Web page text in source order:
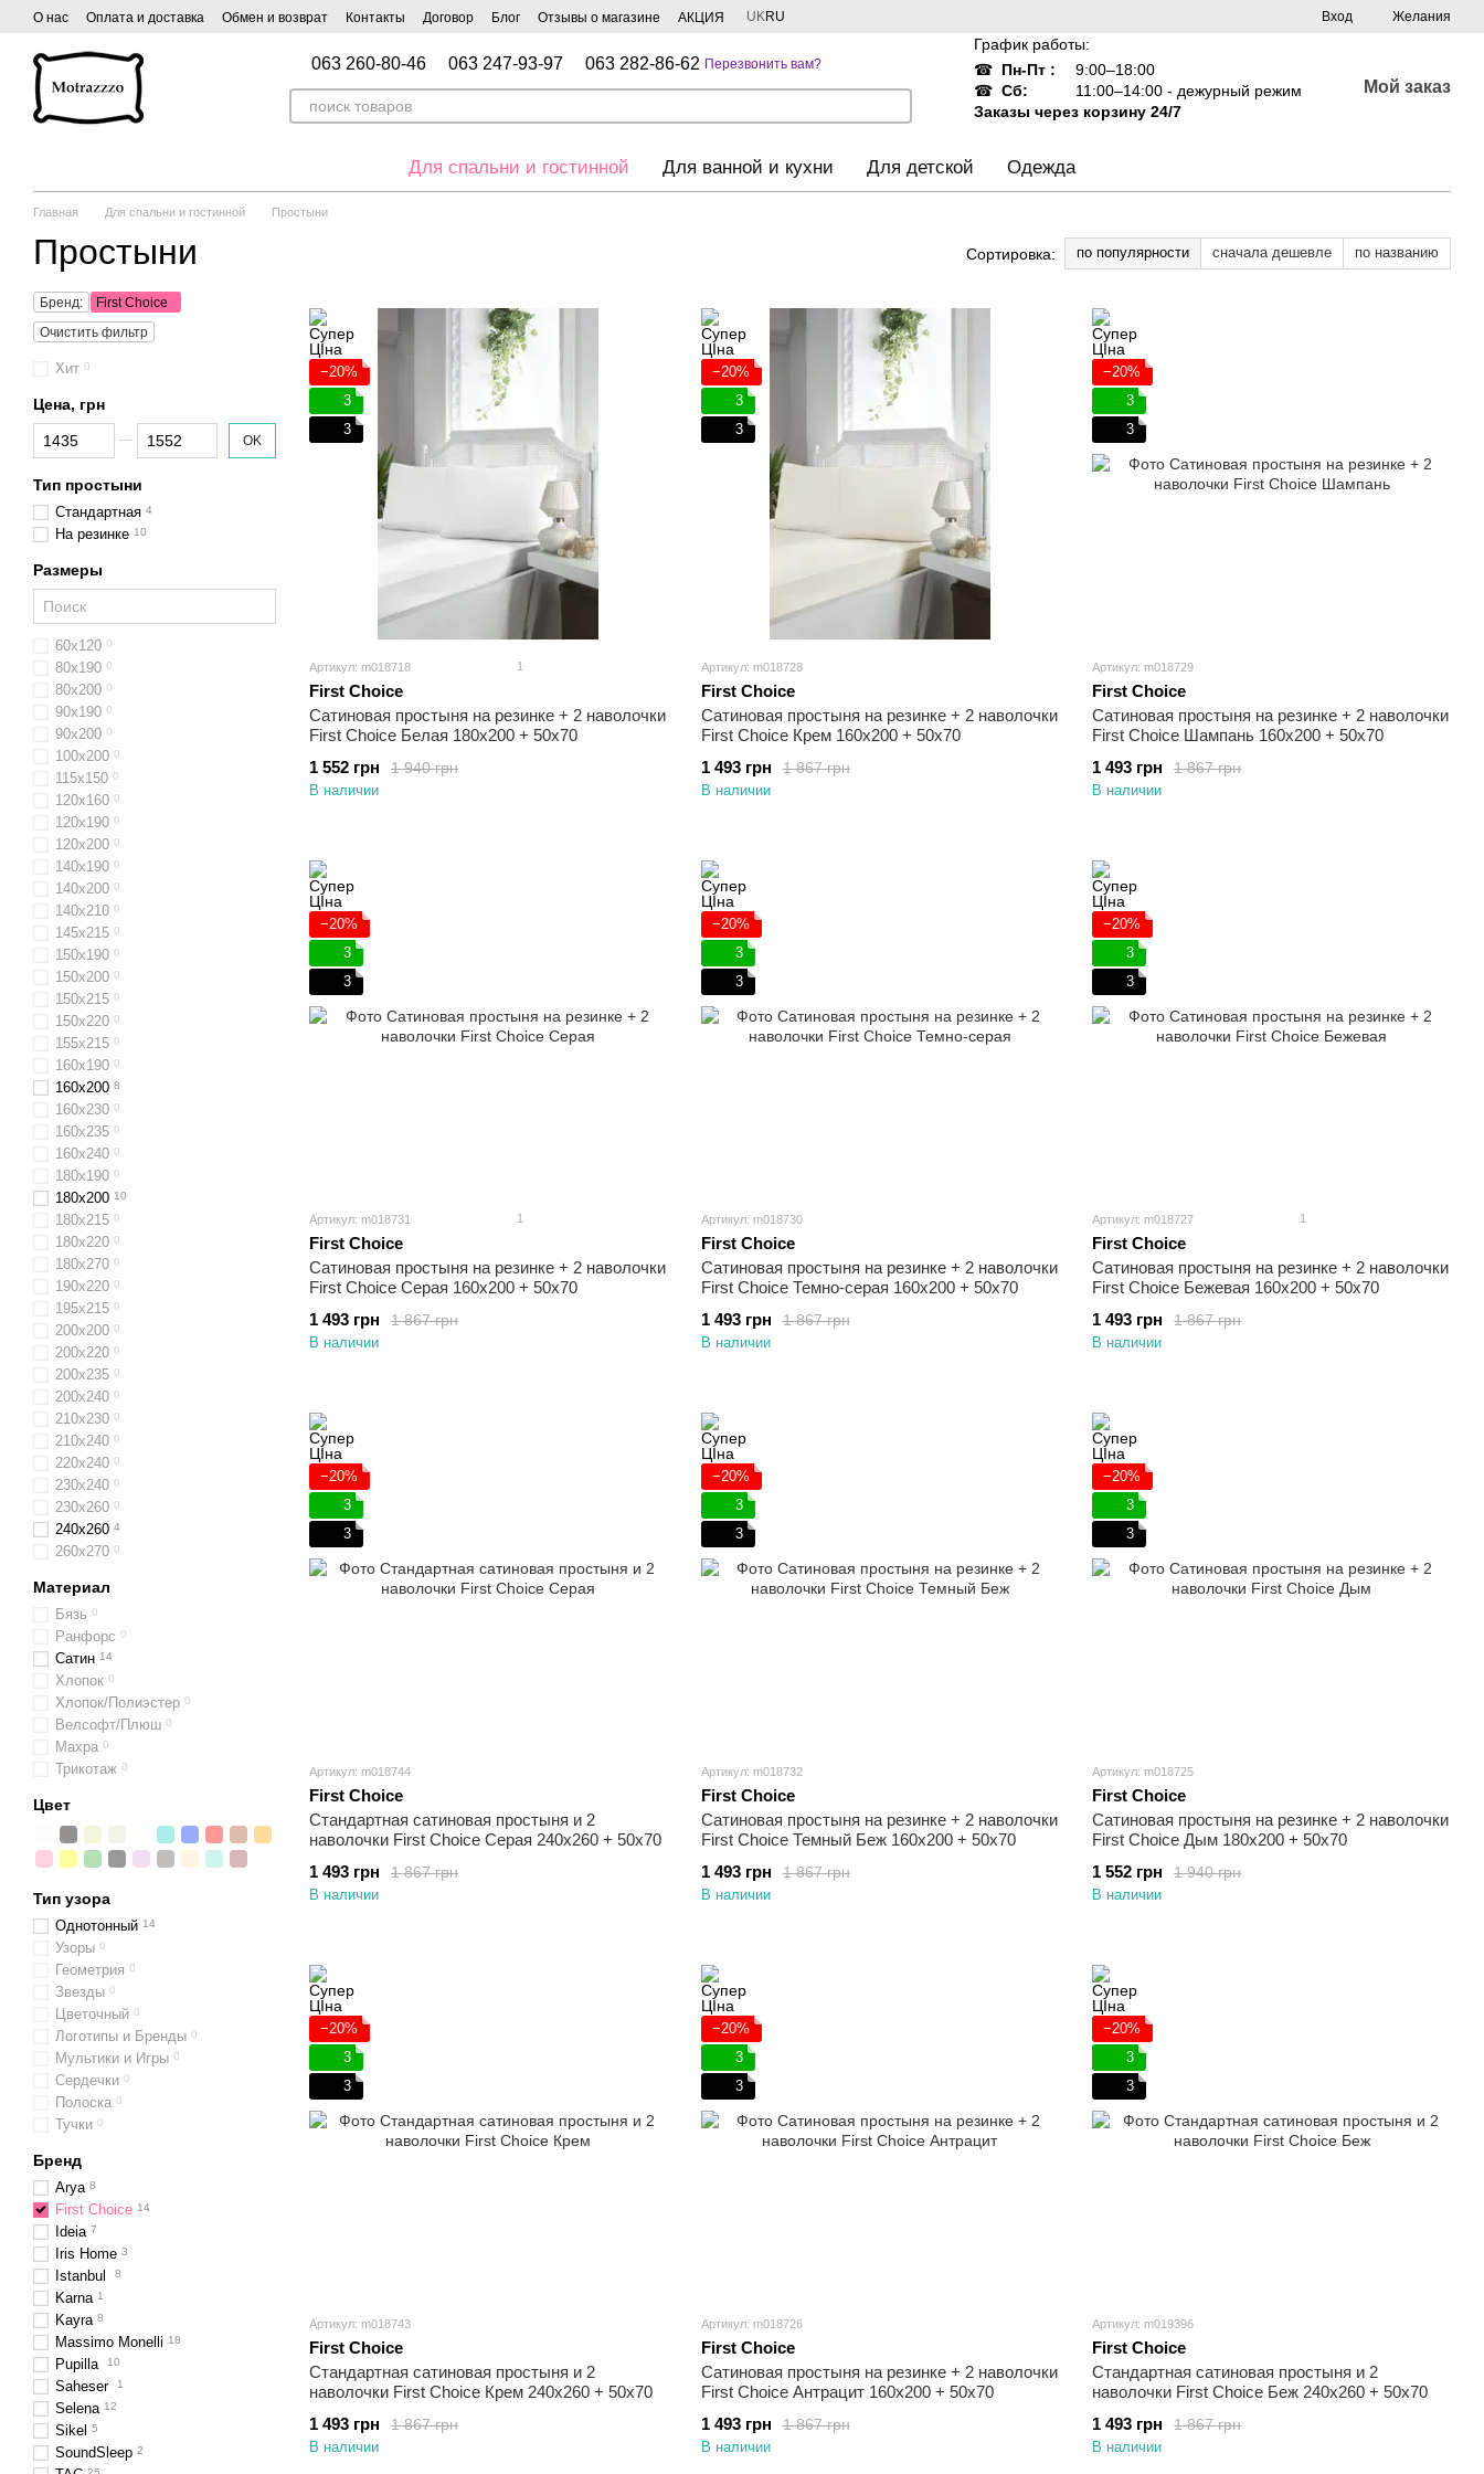
Перейти к основному контенту
О нас Оплата и доставка Обмен и возврат Контакты Договор Блог Отзывы о магазине АКЦИЯ UKRU Вход Желания
063 260-80-46 063 247-93-97 063 282-86-62 Перезвонить вам?
График работы:
☎ Пн-Пт :
9:00–18:00
☎Сб:
11:00–14:00 - дежурный режим
Заказы через корзину 24/7
Мой заказ
Для спальни и гостинной Для ванной и кухни Для детской Одежда
Главная Для спальни и гостинной Простыни
Простыни Сортировка: по популярности сначала дешевле по названию
−20%
3
3
Артикул: m018718 1
First Choice
Сатиновая простыня на резинке + 2 наволочки
First Choice Белая 180х200 + 50х70
1 940 грн
1 552 грн
В наличии
−20%
3
3
Артикул: m018728
First Choice
Сатиновая простыня на резинке + 2 наволочки
First Choice Крем 160х200 + 50х70
1 867 грн
1 493 грн
В наличии
−20%
3
3
Артикул: m018729
First Choice
Сатиновая простыня на резинке + 2 наволочки
First Choice Шампань 160х200 + 50х70
1 867 грн
1 493 грн
В наличии
−20%
3
3
Артикул: m018731 1
First Choice
Сатиновая простыня на резинке + 2 наволочки
First Choice Серая 160х200 + 50х70
1 867 грн
1 493 грн
В наличии
−20%
3
3
Артикул: m018730
First Choice
Сатиновая простыня на резинке + 2 наволочки
First Choice Темно-серая 160х200 + 50х70
1 867 грн
1 493 грн
В наличии
−20%
3
3
Артикул: m018727 1
First Choice
Сатиновая простыня на резинке + 2 наволочки
First Choice Бежевая 160х200 + 50х70
1 867 грн
1 493 грн
В наличии
−20%
3
3
Артикул: m018744
First Choice
Стандартная сатиновая простыня и 2
наволочки First Choice Серая 240х260 + 50х70
1 867 грн
1 493 грн
В наличии
−20%
3
3
Артикул: m018732
First Choice
Сатиновая простыня на резинке + 2 наволочки
First Choice Темный Беж 160х200 + 50х70
1 867 грн
1 493 грн
В наличии
−20%
3
3
Артикул: m018725
First Choice
Сатиновая простыня на резинке + 2 наволочки
First Choice Дым 180х200 + 50х70
1 940 грн
1 552 грн
В наличии
−20%
3
3
Артикул: m018743
First Choice
Стандартная сатиновая простыня и 2
наволочки First Choice Крем 240х260 + 50х70
1 867 грн
1 493 грн
В наличии
−20%
3
3
Артикул: m018726
First Choice
Сатиновая простыня на резинке + 2 наволочки
First Choice Антрацит 160х200 + 50х70
1 867 грн
1 493 грн
В наличии
−20%
3
3
Артикул: m019396
First Choice
Стандартная сатиновая простыня и 2
наволочки First Choice Беж 240х260 + 50х70
1 867 грн
1 493 грн
В наличии
Бренд:
First Choice
Очистить фильтр
Хит 0
Цена, грн
От Цена, грн
До Цена, грн OK
Тип простыни
Стандартная 4
На резинке 10
Размеры
60х120 0
80х190 0
80x200 0
90x190 0
90x200 0
100x200 0
115х150 0
120х160 0
120x190 0
120х200 0
140x190 0
140x200 0
140x210 0
145х215 0
150x190 0
150x200 0
150x215 0
150x220 0
155х215 0
160х190 0
160х200 8
160х230 0
160x235 0
160х240 0
180x190 0
180x200 10
180x215 0
180х220 0
180х270 0
190х220 0
195х215 0
200x200 0
200x220 0
200x235 0
200х240 0
210х230 0
210х240 0
220x240 0
230х240 0
230x260 0
240x260 4
260х270 0
Материал
Бязь 0
Ранфорс 0
Сатин 14
Хлопок 0
Хлопок/Полиэстер 0
Велсофт/Плюш 0
Махра 0
Трикотаж 0
Цвет
Тип узора
Однотонный 14
Узоры 0
Геометрия 0
Звезды 0
Цветочный 0
Логотипы и Бренды 0
Мультики и Игры 0
Сердечки 0
Полоска 0
Тучки 0
Бренд
Arya 8
First Choice 14
Ideia 7
Iris Home 3
Istanbul 8
Karna 1
Kayra 8
Massimo Monelli 18
Pupilla 10
Saheser 1
Selena 12
Sikel​​​​​​​ 5
SoundSleep 2